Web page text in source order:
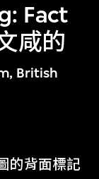
Fact
咸的
British
的背面標記